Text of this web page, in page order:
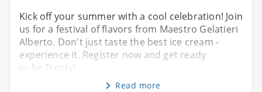
Kick off your summer with a cool celebration! Join
us for a festival of flavors from Maestro Gelatieri
Alberto. Don't just taste the best ice cream -
experience it. Register now and get ready
to be Frosty!
Read more